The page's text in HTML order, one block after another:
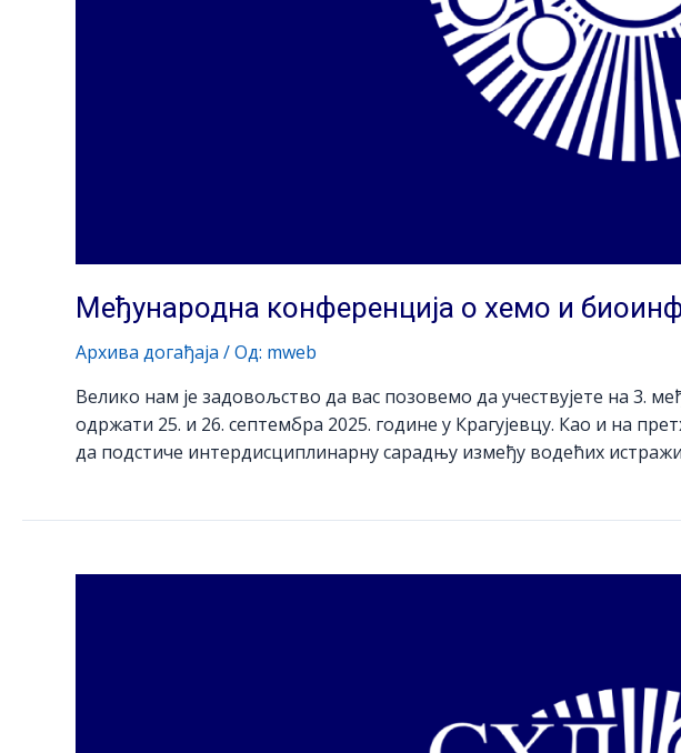
Међународна конференција о хемо и
Архива догађаја / Од: mweb
Велико нам је задовољство да вас позовемо да учествујете на 3.
одржати 25. и 26. септембра 2025. године у Крагујевцу. Као и на
да подстиче интердисциплинарну сарадњу између водећих